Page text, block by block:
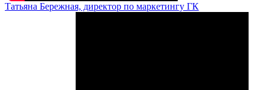
Татьяна Бережная, директор по маркетингу ГК